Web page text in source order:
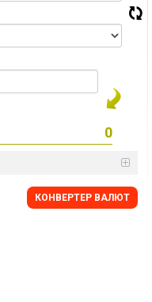
КОНВЕРТЕР ВАЛЮТ